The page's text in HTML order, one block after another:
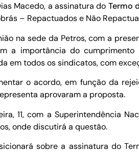
Macedo, a assinatura do Termo
– Repactuados e Não
na sede da Petros, com a
a importância do
em todos os sindicatos, com
o acordo, em função da
aprovaram a proposta.
11, com a Superintendência
onde discutirá a questão.
sobre a assinatura do